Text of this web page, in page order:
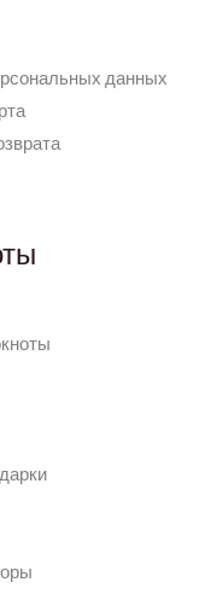
данных